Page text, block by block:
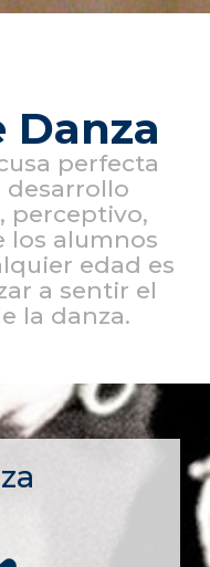
Danza
perfecta
desarrollo
perceptivo,
los alumnos
edad es
a sentir el
la danza.